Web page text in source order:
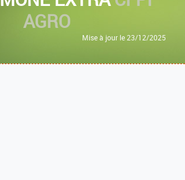
AGRO
Mise à jour le 23/12/2025